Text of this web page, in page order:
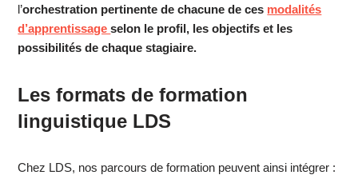
l’orchestration pertinente de chacune de ces modalités
d’apprentissageselon le profil, les objectifs et les
possibilités de chaque stagiaire.
Les formats de formation
linguistique LDS
Chez LDS, nos parcours de formation peuvent ainsi intégrer :